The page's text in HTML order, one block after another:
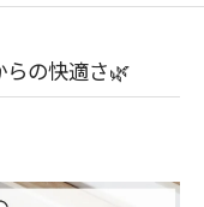
らの快適さ🌿